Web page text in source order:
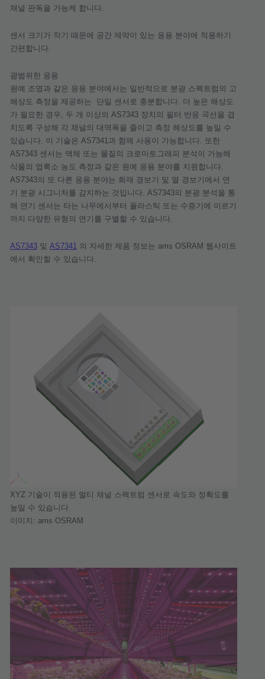
채널 판독을 가능케 합니다.
센서 크기가 작기 때문에 공간 제약이 있는 응용 분야에
적용하기
간편합니다.
광범위한 응용
원예
조명과 같은 응용 분야에서는 일반적으로 분광 스펙트럼의 고
해상도 측정을 제공하는 단일 센서로 충분합니다. 더 높은 해상도
가 필요한 경우, 두 개 이상의 AS7343 장치의 필터 반응 곡선을 겹
치도록 구성해 각 채널의 대역폭을 줄이고 측정 해상도를 높일 수
있습니다. 이 기술은 AS7341과 함께 사용이 가능합니다. 또한
AS7343 센서는 액체 또는 물질의 크로마토그래피 분석이
가능해
식물의 엽록소 농도 측정과 같은 원예 응용 분야를 지원합니다.
AS7343의 또 다른 응용 분야는 화재 경보기 및 열 경보기에서 연
기
분광 시그니처를 감지하는 것입니다. AS7343의 분광 분석을 통
해 연기 센서는 타는 나무에서부터 플라스틱 또는 수증기에
이르기
까지
다양한 유형의 연기를 구별할 수 있습니다.
AS7343 및 AS7341 의 자세한 제품 정보는 ams OSRAM 웹사이트
에서 확인할 수 있습니다.
XYZ 기술이 적용된 멀티 채널 스팩트럼 센서로 속도와 정확도를
높일 수 있습니다.
이미지 : ams OSRAM